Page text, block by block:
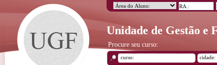
Unidade de Gestão e
Procure seu curso: